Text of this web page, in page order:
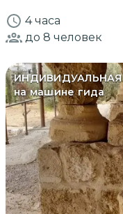
4 часа
до 8 человек
ИНДИВИДУАЛЬНАЯ
на машине гида